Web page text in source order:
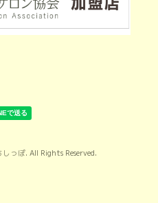
しっぽ. All Rights Reserved.